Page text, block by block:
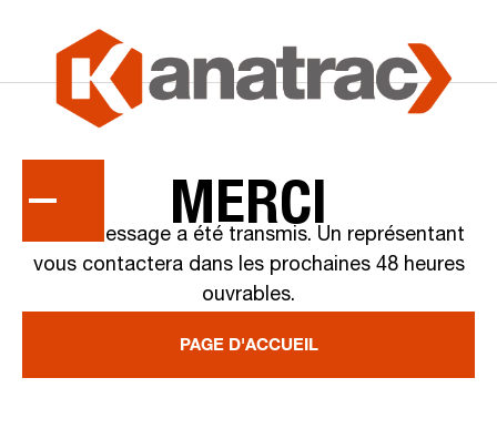
MERCI
Votre message a été transmis. Un représentant
vous contactera dans les prochaines 48 heures
ouvrables.
PAGE D'ACCUEIL